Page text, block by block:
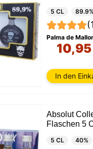
5 CL 89.9%
Palma de
In den
Absolut
Flaschen 5
5 CL
40%